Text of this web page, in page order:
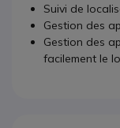
Suivi de
Gestion des
Gestion des
facilement le